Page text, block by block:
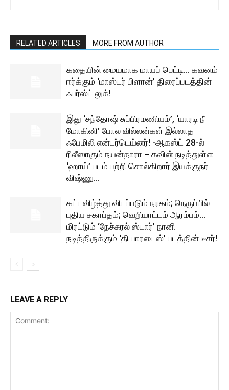
RELATED ARTICLES MORE FROM AUTHOR
கதையின் மையமாக மாயப் பெட்டி… கவனம்
ஈர்க்கும் ‘மாஸ்டர் பிளான்’ திரைப்படத்தின்
ஃபர்ஸ்ட் லுக்!
இது ‘சந்தோஷ் சுப்பிரமணியம்’, ‘யாரடி நீ
மோகினி’ போல வில்லன்கள் இல்லாத
ஃபேமிலி என்டர்டெய்னர்! -ஆகஸ்ட் 28-ல்
ரிலீஸாகும் நயன்தாரா – கவின் நடித்துள்ள
‘ஹாய்’ படம் பற்றி சொல்கிறார் இயக்குநர்
விஷ்ணு...
கட்டவிழ்த்து விடப்படும் நரகம்; நெருப்பில்
புதிய சகாப்தம்; வெறியாட்டம் ஆரம்பம்…
மிரட்டும் ‘நேச்சுரல் ஸ்டார்’ நானி
நடித்திருக்கும் ‘தி பாரடைஸ்’ படத்தின் டீசர்!
LEAVE A REPLY